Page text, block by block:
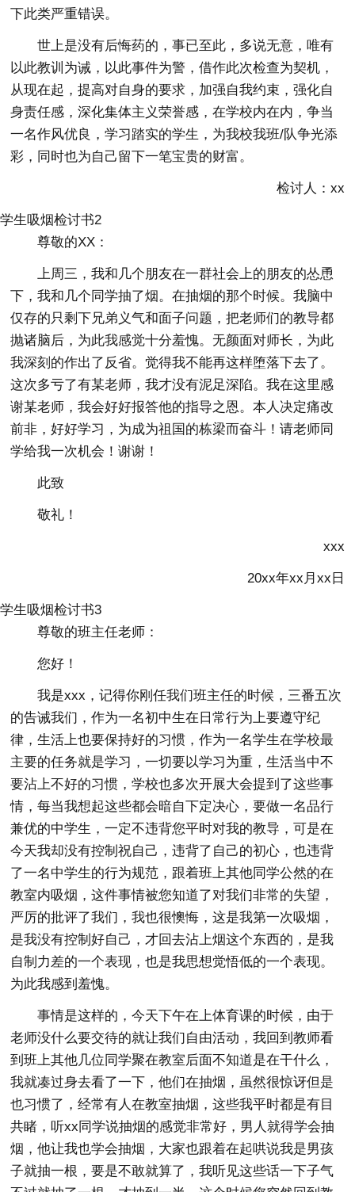
下此类严重错误。
世上是没有后悔药的，事已至此，多说无意，唯有
以此教训为诫，以此事件为警，借作此次检查为契机，
从现在起，提高对自身的要求，加强自我约束，强化自
身责任感，深化集体主义荣誉感，在学校内在内，争当
一名作风优良，学习踏实的学生，为我校我班/队争光添
彩，同时也为自己留下一笔宝贵的财富。
检讨人：xx
学生吸烟检讨书2
尊敬的XX：
上周三，我和几个朋友在一群社会上的朋友的怂恿
下，我和几个同学抽了烟。在抽烟的那个时候。我脑中
仅存的只剩下兄弟义气和面子问题，把老师们的教导都
抛诸脑后，为此我感觉十分羞愧。无颜面对师长，为此
我深刻的作出了反省。觉得我不能再这样堕落下去了。
这次多亏了有某老师，我才没有泥足深陷。我在这里感
谢某老师，我会好好报答他的指导之恩。本人决定痛改
前非，好好学习，为成为祖国的栋梁而奋斗！请老师同
学给我一次机会！谢谢！
此致
敬礼！
xxx
20xx年xx月xx日
学生吸烟检讨书3
尊敬的班主任老师：
您好！
我是xxx，记得你刚任我们班主任的时候，三番五次
的告诫我们，作为一名初中生在日常行为上要遵守纪
律，生活上也要保持好的习惯，作为一名学生在学校最
主要的任务就是学习，一切要以学习为重，生活当中不
要沾上不好的习惯，学校也多次开展大会提到了这些事
情，每当我想起这些都会暗自下定决心，要做一名品行
兼优的中学生，一定不违背您平时对我的教导，可是在
今天我却没有控制祝自己，违背了自己的初心，也违背
了一名中学生的行为规范，跟着班上其他同学公然的在
教室内吸烟，这件事情被您知道了对我们非常的失望，
严厉的批评了我们，我也很懊悔，这是我第一次吸烟，
是我没有控制好自己，才回去沾上烟这个东西的，是我
自制力差的一个表现，也是我思想觉悟低的一个表现。
为此我感到羞愧。
事情是这样的，今天下午在上体育课的时候，由于
老师没什么要交待的就让我们自由活动，我回到教师看
到班上其他几位同学聚在教室后面不知道是在干什么，
我就凑过身去看了一下，他们在抽烟，虽然很惊讶但是
也习惯了，经常有人在教室抽烟，这些我平时都是有目
共睹，听xx同学说抽烟的感觉非常好，男人就得学会抽
烟，他让我也学会抽烟，大家也跟着在起哄说我是男孩
子就抽一根，要是不敢就算了，我听见这些话一下子气